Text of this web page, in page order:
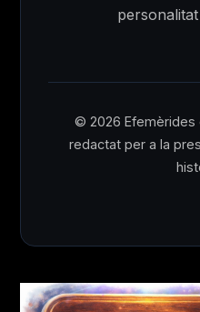
© 2026 Efemèrides
redactat per a la